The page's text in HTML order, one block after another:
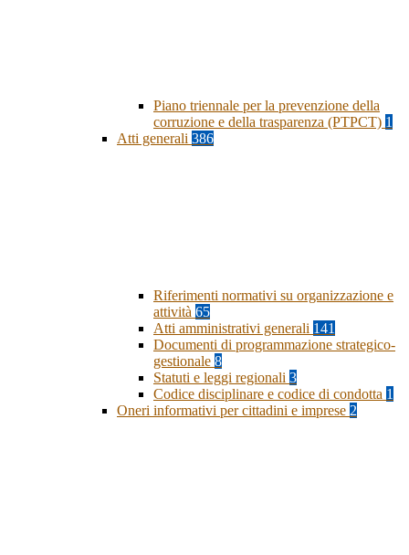
Piano triennale per la prevenzione della
corruzione e della trasparenza (PTPCT) 1
Atti generali 386
Riferimenti normativi su organizzazione e
attività 65
Atti amministrativi generali 141
Documenti di programmazione strategico-
gestionale 8
Statuti e leggi regionali 3
Codice disciplinare e codice di condotta 1
Oneri informativi per cittadini e imprese 2